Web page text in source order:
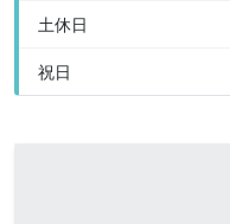
土休日
祝日